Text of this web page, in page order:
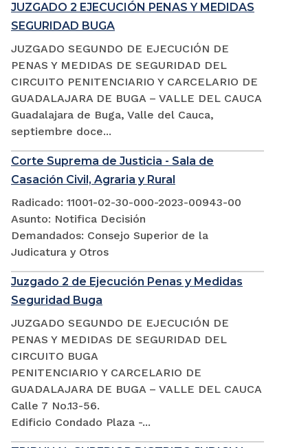
JUZGADO 2 EJECUCIÓN PENAS Y MEDIDAS
SEGURIDAD BUGA
JUZGADO SEGUNDO DE EJECUCIÓN DE
PENAS Y MEDIDAS DE SEGURIDAD DEL
CIRCUITO PENITENCIARIO Y CARCELARIO DE
GUADALAJARA DE BUGA – VALLE DEL CAUCA
Guadalajara de Buga, Valle del Cauca,
septiembre doce...
Corte Suprema de Justicia - Sala de
Casación Civil, Agraria y Rural
Radicado: 11001-02-30-000-2023-00943-00
Asunto: Notifica Decisión
Demandados: Consejo Superior de la
Judicatura y Otros
Juzgado 2 de Ejecución Penas y Medidas
Seguridad Buga
JUZGADO SEGUNDO DE EJECUCIÓN DE
PENAS Y MEDIDAS DE SEGURIDAD DEL
CIRCUITO BUGA
PENITENCIARIO Y CARCELARIO DE
GUADALAJARA DE BUGA – VALLE DEL CAUCA
Calle 7 No.13-56.
Edificio Condado Plaza -...